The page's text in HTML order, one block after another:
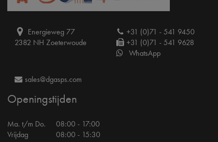
Energieweg 77
2382 NH Zoeterwoude
+31 (0)71 - 541 9450
+31 (0)71 - 541 9628
WhatsApp
sales@dgasps.com
Openingstijden
Ma. t/m Do.
08:00 - 17:00
Vrijdag
08:00 - 15:30